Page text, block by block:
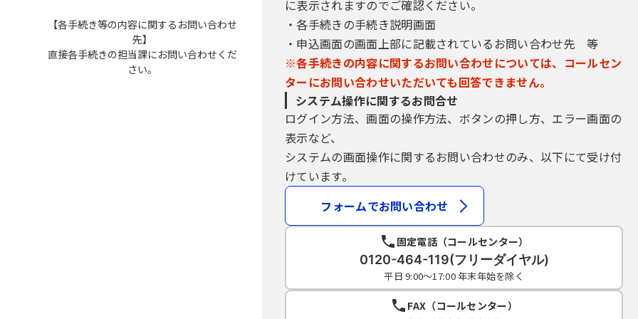
（１）利用者ＩＤ、パスワード、整理番号及びパスワード（申請データ用）は、他者に知られないように管
（２）他者からのパスワード等の照会には応じないでください。
（３）安全性をより高めるため、パスワードは、定期的に変更してください。
（４）利用者ＩＤ、パスワードは、再発行しません。なお、利用者ＩＤ、パスワードを紛失し、盗難に遭い
ときは、速やかに問い合わせ先に連絡し、その指示に従ってください。
（５）利用者ＩＤ及びパスワードについては、特に有効期限は設けないものとしますが、利用者ＩＤ及びパ
合は、構成団体の職権において抹消することができるものとします。
（６）構成団体は、利用者ＩＤ及びパスワード、整理番号及びパスワード（申請データ用）を使用して行わ
（１）利用者が、システムを利用して申請･届出等の手続を行う場合、電子的な署名（以下「電子署名」とい
電子署名が必要な手続については、自ら電子証明書を取得して、申請･届出等のデータに署名を付けて申請す
（２）（１）の電子署名を利用する場合、利用環境の準備、電子証明書のインストール及びそれらの利用に
（３）利用者は、自らの責任において電子証明書を厳重に管理するものとし、漏えいの可能性がある場合は
人認証については、交付を受けた市町窓口)に対して速やかに必要な手続を行うこととします。
（４）構成団体は、当該利用者の電子証明書により申請･届出等の手続が行われたものは、全て当該利用者の
【各手続き等の内容に関するお問い合わせ
先】
直接各手続きの担当課にお問い合わせくだ
さい。
に表示されますのでご確認ください。
・各手続きの手続き説明画面
・申込画面の画面上部に記載されているお問い合わせ先 等
※各手続きの内容に関するお問い合わせについては、コールセン
ターにお問い合わせいただいても回答できません。
システム操作に関するお問合せ
ログイン方法、画面の操作方法、ボタンの押し方、エラー画面の
表示など、
システムの画面操作に関するお問い合わせのみ、以下にて受け付
けています。
フォームでお問い合わせ
固定電話（コールセンター）
0120-464-119(フリーダイヤル)
平日 9:00～17:00 年末年始を除く
FAX（コールセンター）